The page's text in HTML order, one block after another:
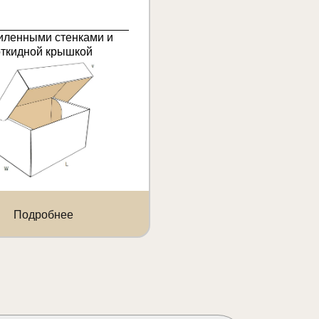
стенками и
крышкой
Подробнее